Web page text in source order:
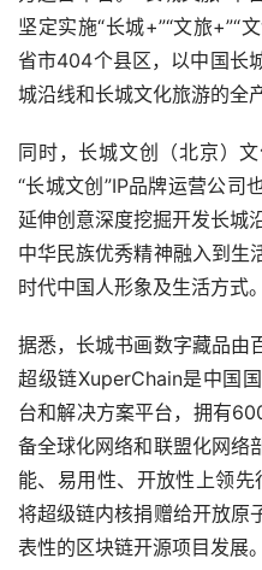
坚定实施“长城+”“文旅+”“
省市404个县区，以中国长
城沿线和长城文化旅游的全
同时，长城文创（北京）
“长城文创”IP品牌运营公司
延伸创意深度挖掘开发长城
中华民族优秀精神融入到生
时代中国人形象及生活方式。
据悉，长城书画数字藏品由
超级链XuperChain是中国
台和解决方案平台，拥有
备全球化网络和联盟化网络
能、易用性、开放性上领
将超级链内核捐赠给开放原
表性的区块链开源项目发展。